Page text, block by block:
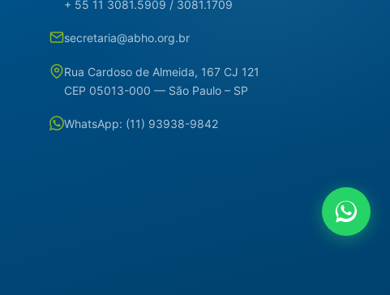
+ 55 11 3081.5909 / 3081.1709
secretaria@abho.org.br
Rua Cardoso de Almeida, 167 CJ 121
CEP 05013-000 — São Paulo – SP
WhatsApp: (11) 93938-9842